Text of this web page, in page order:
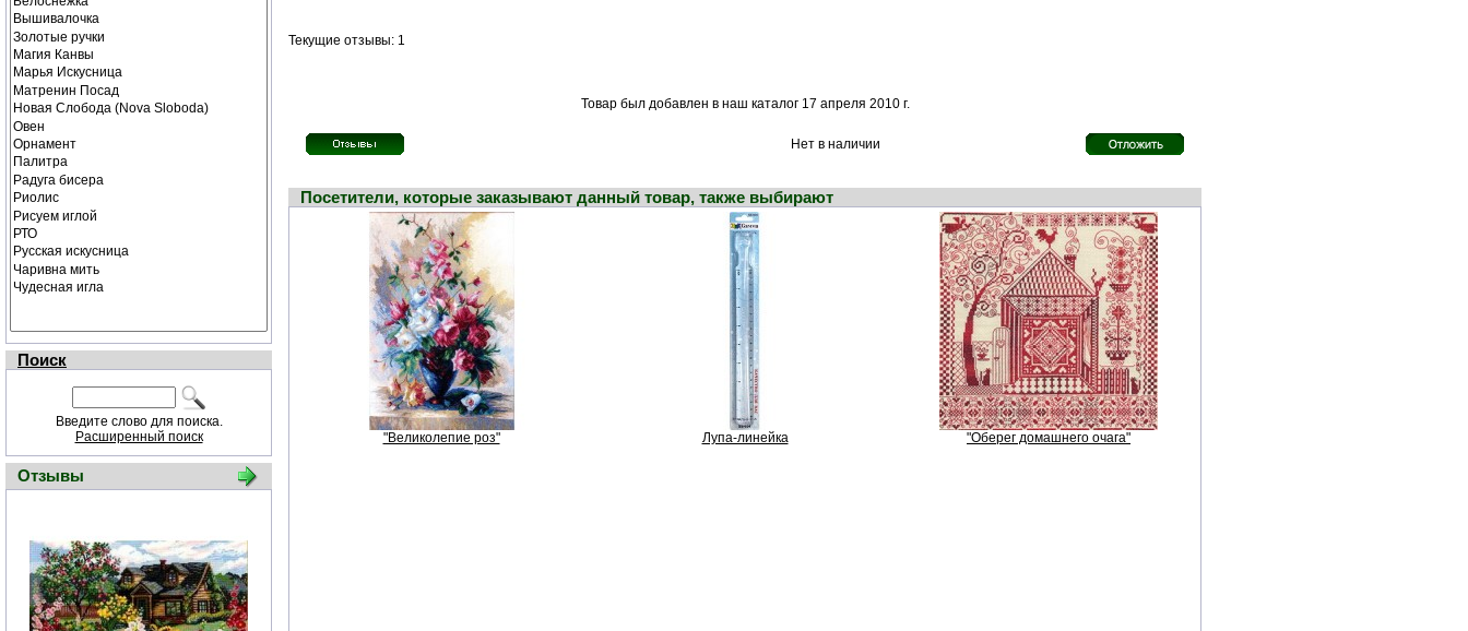
Поиск
Введите слово для поиска.
Расширенный поиск
Отзывы
Текущие отзывы: 1
Товар был добавлен в наш каталог 17 апреля 2010 г.
Нет в наличии
Посетители, которые заказывают данный товар, также выбирают
"Великолепие роз" Лупа-линейка "Оберег домашнего очага"